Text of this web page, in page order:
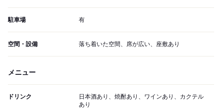
駐車場 有
空間・設備 落ち着いた空間、席が広い、座敷あり
メニュー
ドリンク
日本酒あり、焼酎あり、ワインあり、カクテル
あり